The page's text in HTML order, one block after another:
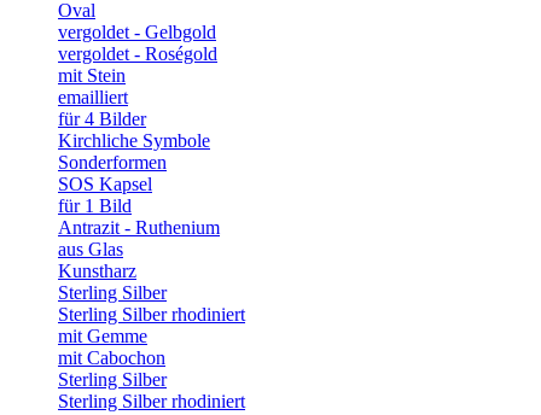
Oval
vergoldet - Gelbgold
vergoldet - Roségold
mit Stein
emailliert
für 4 Bilder
Kirchliche Symbole
Sonderformen
SOS Kapsel
für 1 Bild
Antrazit - Ruthenium
aus Glas
Kunstharz
Sterling Silber
Sterling Silber rhodiniert
mit Gemme
mit Cabochon
Sterling Silber
Sterling Silber rhodiniert